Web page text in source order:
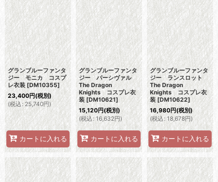
並び順:
絞り込む
グランブルーファンタ
ジー モニカ コスプ
レ衣装 [DM10355]
23,400円(税別)
(税込 : 25,740円)
カートに入れる
グランブルーファンタ
ジー パーシヴァル
The Dragon
Knights コスプレ衣
装 [DM10621]
15,120円(税別)
(税込: 16,632円)
カートに入れる
グランブルーファンタ
ジー ランスロット
The Dragon
Knights コスプレ衣
装 [DM10622]
16,980円(税別)
(税込: 18,678円)
カートに入れる